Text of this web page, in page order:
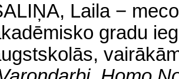
Laila −
gradu